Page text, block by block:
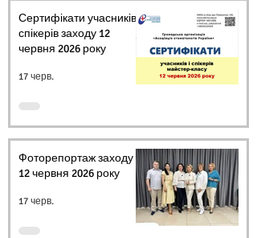
Сертифікати учасників і
спікерів заходу 12
червня 2026 року
17 черв.
Фоторепортаж заходу
12 червня 2026 року
17 черв.